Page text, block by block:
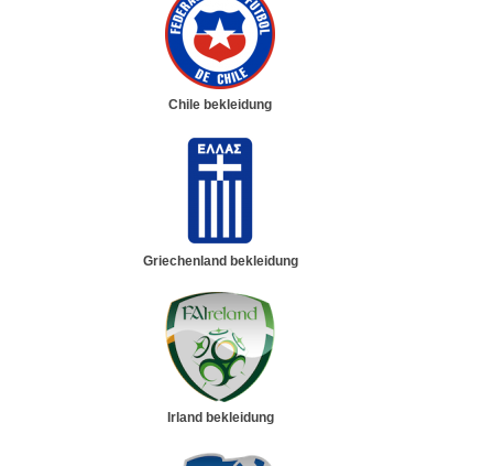
Chile bekleidung
Griechenland bekleidung
Irland bekleidung